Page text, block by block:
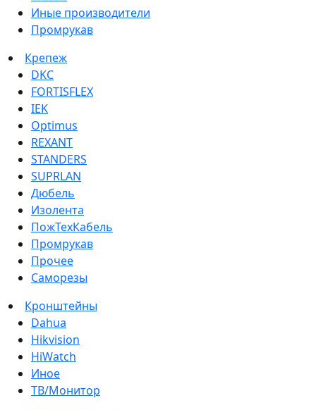
Иные производители
Промрукав
Крепеж
DKC
FORTISFLEX
IEK
Optimus
REXANT
STANDERS
SUPRLAN
Дюбель
Изолента
ПожТехКабель
Промрукав
Прочее
Саморезы
Кронштейны
Dahua
Hikvision
HiWatch
Иное
ТВ/Монитор